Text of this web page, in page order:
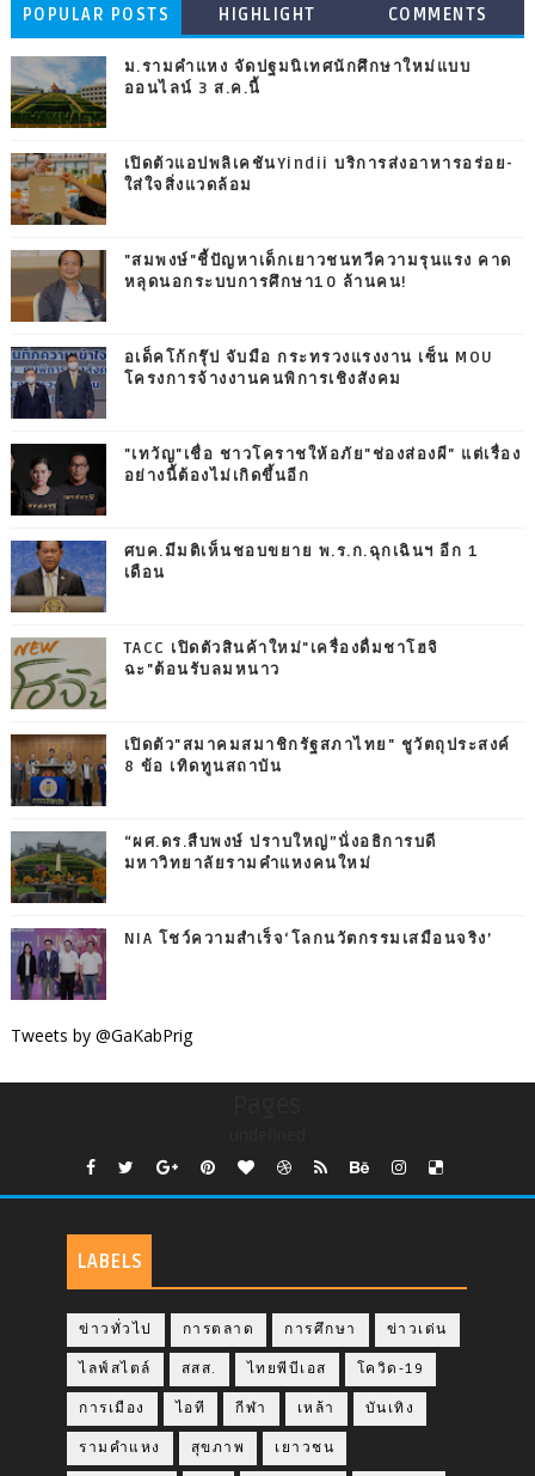
POPULAR POSTS HIGHLIGHT COMMENTS
ม.รามคำแหง จัดปฐมนิเทศนักศึกษาใหม่แบบ
ออนไลน์ 3 ส.ค.นี้
เปิดตัวแอปพลิเคชันYindii บริการส่งอาหารอร่อย-
ใส่ใจสิ่งแวดล้อม
"สมพงษ์"ชี้ปัญหาเด็กเยาวชนทวีความรุนแรง คาด
หลุดนอกระบบการศึกษา10 ล้านคน!
อเด็คโก้กรุ๊ป จับมือ กระทรวงแรงงาน เซ็น MOU
โครงการจ้างงานคนพิการเชิงสังคม
"เทวัญ"เชื่อ ชาวโคราชให้อภัย"ช่องส่องผี" แต่เรื่อง
อย่างนี้ต้องไม่เกิดขึ้นอีก
ศบค.มีมติเห็นชอบขยาย พ.ร.ก.ฉุกเฉินฯ อีก 1
เดือน
TACC เปิดตัวสินค้าใหม่"เครื่องดื่มชาโฮจิ
ฉะ"ต้อนรับลมหนาว
เปิดตัว"สมาคมสมาชิกรัฐสภาไทย" ชูวัตถุประสงค์
8 ข้อ เทิดทูนสถาบัน
“ผศ.ดร.สืบพงษ์ ปราบใหญ่”นั่งอธิการบดี
มหาวิทยาลัยรามคำแหงคนใหม่
NIA โชว์ความสำเร็จ‘โลกนวัตกรรมเสมือนจริง’
Tweets by @GaKabPrig
LABELS
ข่าวทั่วไป การตลาด การศึกษา ข่าวเด่น
ไลฟ์สไตล์ สสส. ไทยพีบีเอส โควิด-19
การเมือง ไอที กีฬา เหล้า บันเทิง
รามคำแหง สุขภาพ เยาวชน